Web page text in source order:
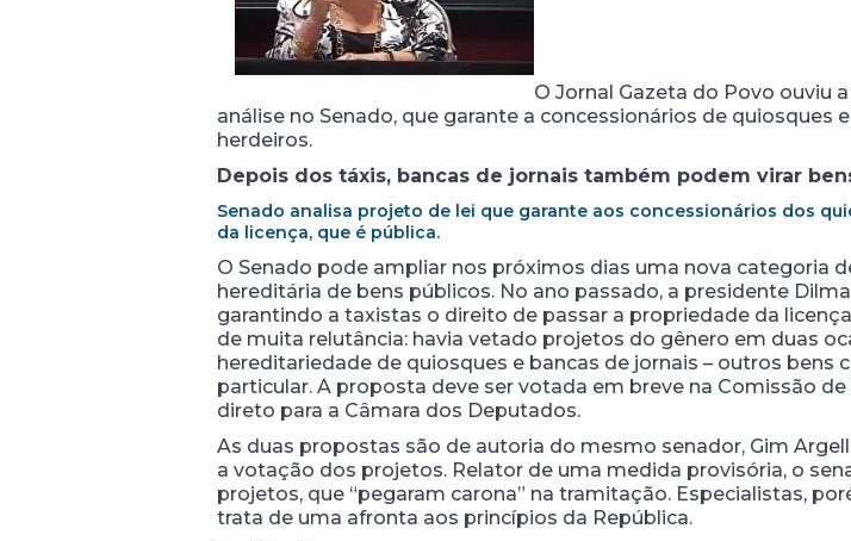
O Jornal Gazeta do Povo ouviu
análise no Senado, que garante a concessionários de quiosques
herdeiros.
Depois dos táxis, bancas de jornais também podem virar
Senado analisa projeto de lei que garante aos concessionários dos
da licença, que é pública.
O Senado pode ampliar nos próximos dias uma nova categoria
hereditária de bens públicos. No ano passado, a presidente
garantindo a taxistas o direito de passar a propriedade da
de muita relutância: havia vetado projetos do gênero em duas
hereditariedade de quiosques e bancas de jornais – outros
particular. A proposta deve ser votada em breve na Comissão
direto para a Câmara dos Deputados.
As duas propostas são de autoria do mesmo senador, Gim
a votação dos projetos. Relator de uma medida provisória, o
projetos, que “pegaram carona” na tramitação. Especialistas,
trata de uma afronta aos princípios da República.